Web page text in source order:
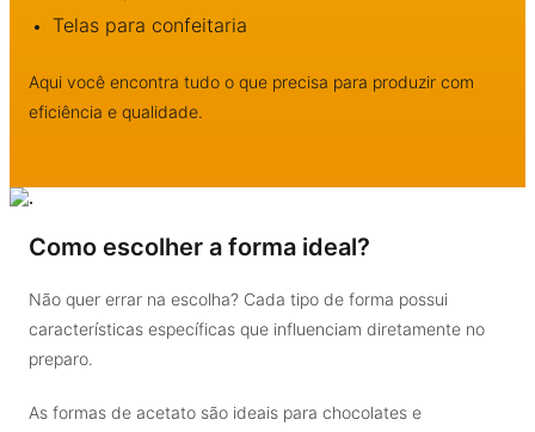
Telas para confeitaria
Aqui você encontra tudo o que precisa para produzir com
eficiência e qualidade.
Como escolher a forma ideal?
Não quer errar na escolha? Cada tipo de forma possui
características específicas que influenciam diretamente no
preparo.
As formas de acetato são ideais para chocolates e